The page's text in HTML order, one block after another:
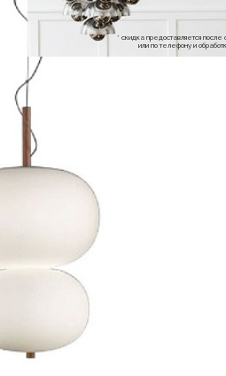
* скидка предоставляется
или по телефону и